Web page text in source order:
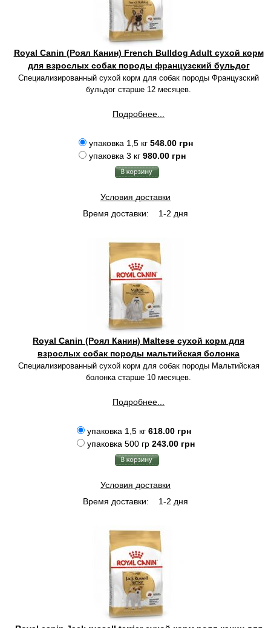
Royal Canin (Роял Канин) French Bulldog Adult сухой корм
для взрослых собак породы французский бульдог
Специализированный сухой корм для собак породы Французский
бульдог старше 12 месяцев.
Подробнее...
упаковка 1,5 кг 548.00 грн
упаковка 3 кг 980.00 грн
Условия доставки
Время доставки:
1-2 дня
Royal Canin (Роял Канин) Maltese сухой корм для
взрослых собак породы мальтийская болонка
Специализированный сухой корм для собак породы Мальтийская
болонка старше 10 месяцев.
Подробнее...
упаковка 1,5 кг 618.00 грн
упаковка 500 гр 243.00 грн
Условия доставки
Время доставки:
1-2 дня